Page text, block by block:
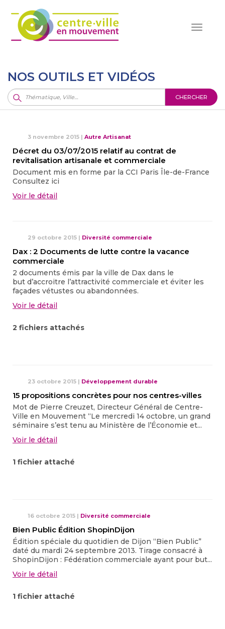
Toggle
NOS OUTILS ET VIDÉOS
CHERCHER
3 novembre 2015 | Autre Artisanat
Décret du 03/07/2015 relatif au contrat de
revitalisation artisanale et commerciale
Document mis en forme par la CCI Paris Île-de-France
Consultez ici
Voir le détail
29 octobre 2015 | Diversité commerciale
Dax : 2 Documents de lutte contre la vacance
commerciale
2 documents émis par la ville de Dax dans le
but d’accroitre l’attractivité commerciale et éviter les
façades vétustes ou abandonnées.
Voir le détail
2 fichiers attachés
23 octobre 2015 | Développement durable
15 propositions concrètes pour nos centres-villes
Mot de Pierre Creuzet, Directeur Général de Centre-
Ville en Mouvement “Le mercredi 14 octobre, un grand
séminaire s’est tenu au Ministère de l’Économie et...
Voir le détail
1 fichier attaché
16 octobre 2015 | Diversité commerciale
Bien Public Édition ShopinDijon
Édition spéciale du quotidien de Dijon “Bien Public”
daté du mardi 24 septembre 2013. Tirage consacré à
ShopinDijon : Fédération commerciale ayant pour but...
Voir le détail
1 fichier attaché